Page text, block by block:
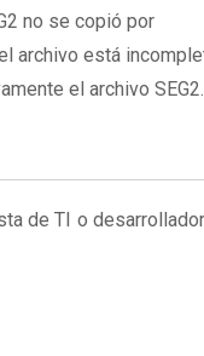
no se copió por
archivo está
el archivo SEG2.
de TI o